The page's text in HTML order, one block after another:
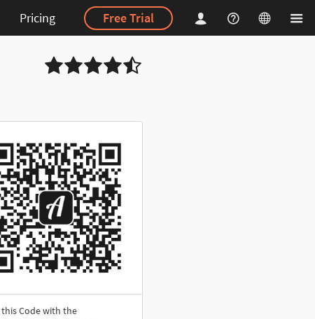
Pricing Free Trial
this Code with the